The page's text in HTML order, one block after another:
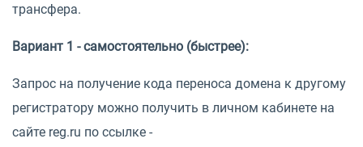
трансфера.
Вариант 1 - самостоятельно (быстрее):
Запрос на получение кода переноса домена к другому
регистратору можно получить в личном кабинете на
сайте reg.ru по ссылке -